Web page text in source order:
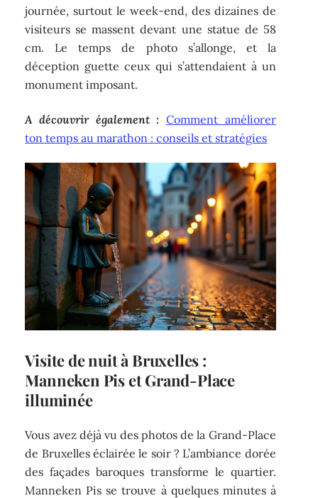
journée, surtout le week-end, des dizaines de
visiteurs se massent devant une statue de 58
cm. Le temps de photo s’allonge, et la
déception guette ceux qui s’attendaient à un
monument imposant.
A découvrir également : Comment améliorer
ton temps au marathon : conseils et stratégies
Visite de nuit à Bruxelles :
Manneken Pis et Grand-Place
illuminée
Vous avez déjà vu des photos de la Grand-Place
de Bruxelles éclairée le soir ? L’ambiance dorée
des façades baroques transforme le quartier.
Manneken Pis se trouve à quelques minutes à